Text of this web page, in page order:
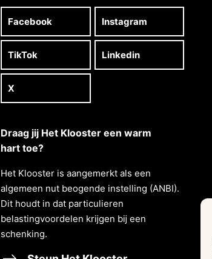
Facebook Instagram
TikTok Linkedin
X
Draag jij Het Klooster een warm
hart toe?
Het Klooster is aangemerkt als een
algemeen nut beogende instelling (ANBI).
Dit houdt in dat particulieren
belastingvoordelen krĳgen bĳ een
schenking.